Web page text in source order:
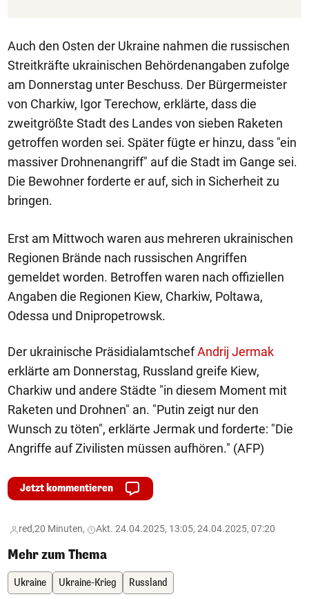
Auch den Osten der Ukraine nahmen die russischen
Streitkräfte ukrainischen Behördenangaben zufolge
am Donnerstag unter Beschuss. Der Bürgermeister
von Charkiw, Igor Terechow, erklärte, dass die
zweitgrößte Stadt des Landes von sieben Raketen
getroffen worden sei. Später fügte er hinzu, dass "ein
massiver Drohnenangriff" auf die Stadt im Gange sei.
Die Bewohner forderte er auf, sich in Sicherheit zu
bringen.
Erst am Mittwoch waren aus mehreren ukrainischen
Regionen Brände nach russischen Angriffen
gemeldet worden. Betroffen waren nach offiziellen
Angaben die Regionen Kiew, Charkiw, Poltawa,
Odessa und Dnipropetrowsk.
Der ukrainische PräsidialamtschefAndrij Jermak
erklärte am Donnerstag, Russland greife Kiew,
Charkiw und andere Städte "in diesem Moment mit
Raketen und Drohnen" an. "Putin zeigt nur den
Wunsch zu töten", erklärte Jermak und forderte: "Die
Angriffe auf Zivilisten müssen aufhören." (AFP)
Jetzt kommentieren
red,20 Minuten, Akt. 24.04.2025, 13:05, 24.04.2025, 07:20
Mehr zum Thema
Ukraine Ukraine-Krieg Russland